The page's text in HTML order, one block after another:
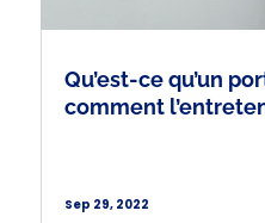
Qu’est-ce qu’un
comment
Sep 29, 2022